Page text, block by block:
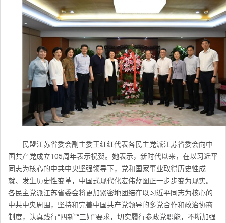
民盟江苏省委会副主委王红红代表各民主党派江苏省委会向中
国共产党成立105周年表示祝贺。她表示，新时代以来，在以习近平
同志为核心的中共中央坚强领导下，党和国家事业取得历史性成
就、发生历史性变革，中国式现代化宏伟蓝图正一步步变为现实。
各民主党派江苏省委会将更加紧密地团结在以习近平同志为核心的
中共中央周围，坚持和完善中国共产党领导的多党合作和政治协商
制度，认真践行“四新”“三好”要求，切实履行参政党职能，不断加强